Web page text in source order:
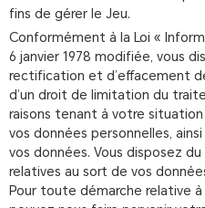
fins de gérer le Jeu.
Conformément à la Loi «
6 janvier 1978 modifiée, vous
rectification et d’effacement
d’un droit de limitation du
raisons tenant à votre
vos données personnelles,
vos données. Vous disposez
relatives au sort de vos
Pour toute démarche relative à